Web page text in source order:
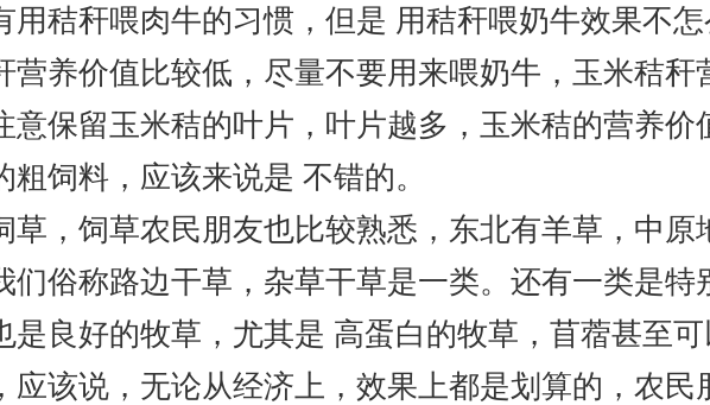
用秸秆喂肉牛的习惯，但是 用秸秆喂奶牛效果不
营养价值比较低，尽量不要用来喂奶牛，玉米秸
意保留玉米秸的叶片，叶片越多，玉米秸的营养
饲料，应该来说是 不错的。
饲草农民朋友也比较熟悉，东北有羊草，中原
们俗称路边干草，杂草干草是一类。还有一类是特
是良好的牧草，尤其是 高蛋白的牧草，苜蓿甚至
该说，无论从经济上，效果上都是划算的，农民